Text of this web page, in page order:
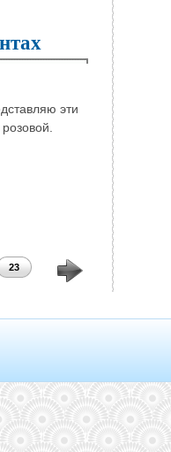
эти
23 24